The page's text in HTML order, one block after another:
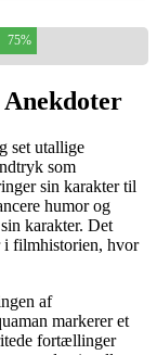
75%
set utallige
som
sin karakter til
humor og
karakter. Det
i filmhistorien, hvor
af
markerer et
fortællinger